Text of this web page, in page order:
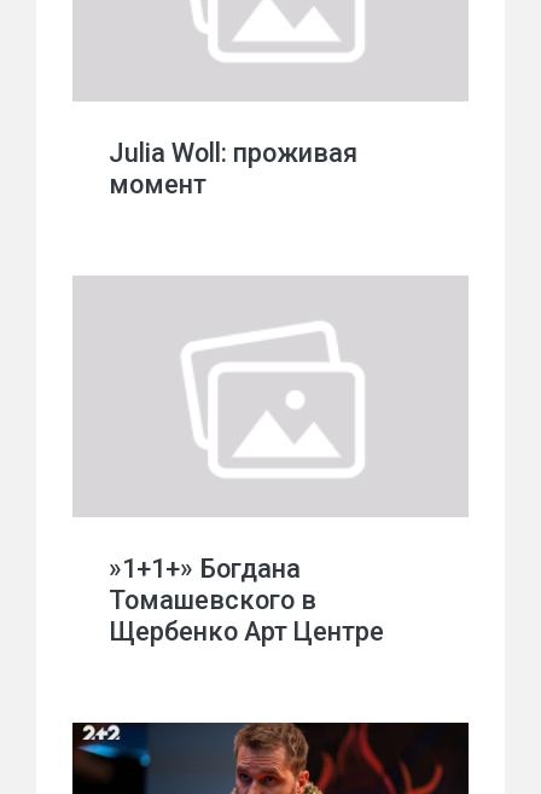
Julia Woll: проживая
момент
»1+1+» Богдана
Томашевского в
Щербенко Арт Центре